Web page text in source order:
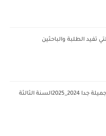
تفيد الطلبة والباحثين
معلقات جديدة و بحلة جميلة جدا 2024_2025السنة الثالثة